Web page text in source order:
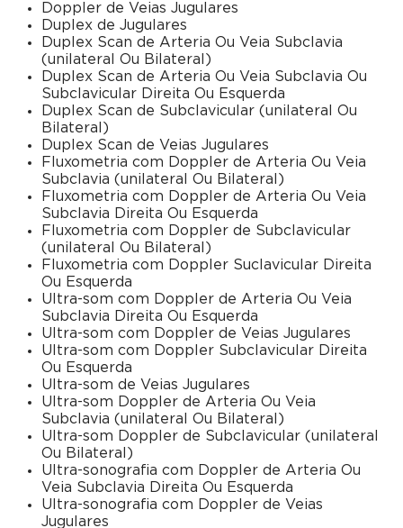
Doppler de Veias Jugulares
Duplex de Jugulares
Duplex Scan de Arteria Ou Veia Subclavia
(unilateral Ou Bilateral)
Duplex Scan de Arteria Ou Veia Subclavia Ou
Subclavicular Direita Ou Esquerda
Duplex Scan de Subclavicular (unilateral Ou
Bilateral)
Duplex Scan de Veias Jugulares
Fluxometria com Doppler de Arteria Ou Veia
Subclavia (unilateral Ou Bilateral)
Fluxometria com Doppler de Arteria Ou Veia
Subclavia Direita Ou Esquerda
Fluxometria com Doppler de Subclavicular
(unilateral Ou Bilateral)
Fluxometria com Doppler Suclavicular Direita
Ou Esquerda
Ultra-som com Doppler de Arteria Ou Veia
Subclavia Direita Ou Esquerda
Ultra-som com Doppler de Veias Jugulares
Ultra-som com Doppler Subclavicular Direita
Ou Esquerda
Ultra-som de Veias Jugulares
Ultra-som Doppler de Arteria Ou Veia
Subclavia (unilateral Ou Bilateral)
Ultra-som Doppler de Subclavicular (unilateral
Ou Bilateral)
Ultra-sonografia com Doppler de Arteria Ou
Veia Subclavia Direita Ou Esquerda
Ultra-sonografia com Doppler de Veias
Jugulares